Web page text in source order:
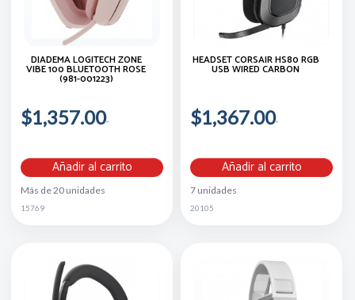
DIADEMA LOGITECH ZONE
VIBE 100 BLUETOOTH ROSE
(981-001223)
$1,357.00
Añadir al carrito
Más de 20 unidades
15769
HEADSET CORSAIR HS80 RGB
USB WIRED CARBON
$1,367.00
Añadir al carrito
7 unidades
20105